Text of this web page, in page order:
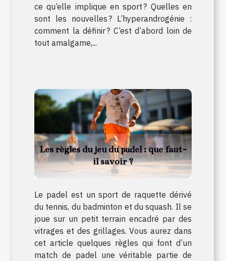
ce qu’elle implique en sport ? Quelles en
sont les nouvelles ? L’hyperandrogénie :
comment la définir ? C’est d’abord loin de
tout amalgame,...
Les règles du jeu du padel : que faut-
il savoir ?
Le padel est un sport de raquette dérivé
du tennis, du badminton et du squash. Il se
joue sur un petit terrain encadré par des
vitrages et des grillages. Vous aurez dans
cet article quelques règles qui font d’un
match de padel une véritable partie de